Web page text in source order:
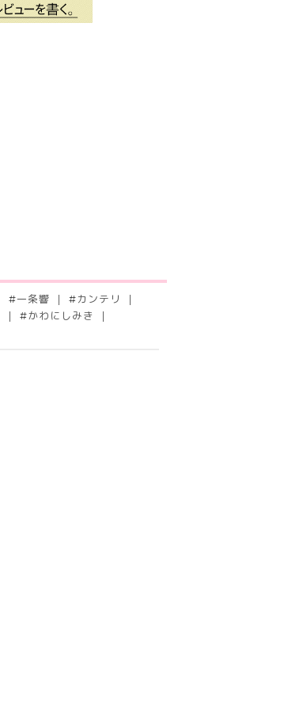
#一条響 # カンテリ
#かわにしみき